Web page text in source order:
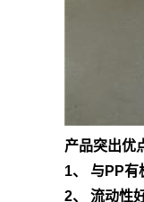
产品突出优
1、 与PP有
2、 流动性